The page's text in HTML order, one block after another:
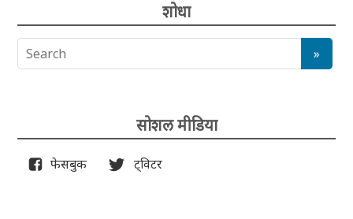
शोधा
सोशल मीडिया
फेसबुक ट्विटर